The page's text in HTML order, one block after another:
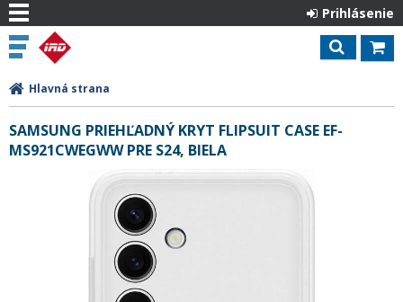
Prihlásenie
Hlavná strana
SAMSUNG PRIEHĽADNÝ KRYT FLIPSUIT CASE EF-
MS921CWEGWW PRE S24, BIELA